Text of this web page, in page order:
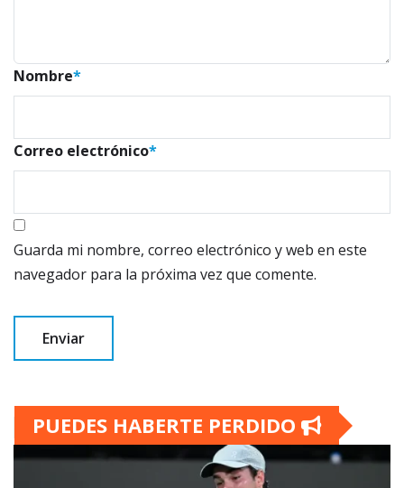
Nombre*
Correo electrónico*
Guarda mi nombre, correo electrónico y web en este
navegador para la próxima vez que comente.
PUEDES HABERTE PERDIDO